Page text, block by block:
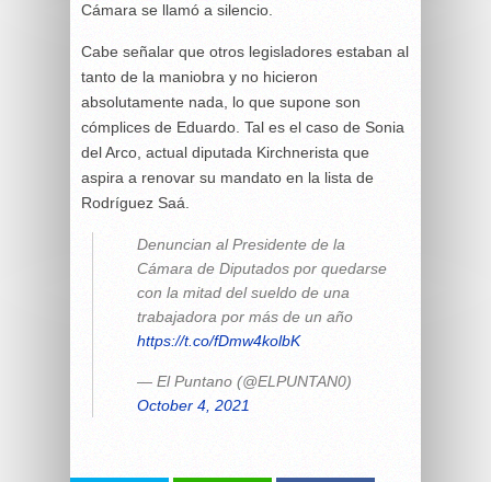
Cámara se llamó a silencio.
Cabe señalar que otros legisladores estaban al
tanto de la maniobra y no hicieron
absolutamente nada, lo que supone son
cómplices de Eduardo. Tal es el caso de Sonia
del Arco, actual diputada Kirchnerista que
aspira a renovar su mandato en la lista de
Rodríguez Saá.
Denuncian al Presidente de la
Cámara de Diputados por quedarse
con la mitad del sueldo de una
trabajadora por más de un año
https://t.co/fDmw4kolbK
— El Puntano (@ELPUNTAN0)
October 4, 2021